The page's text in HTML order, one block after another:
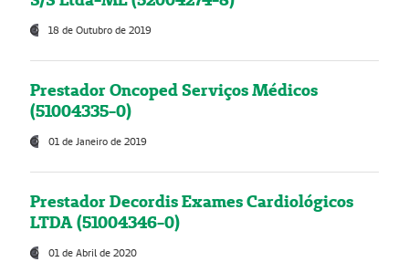
18 de Outubro de 2019
Prestador Oncoped Serviços Médicos
(51004335-0)
01 de Janeiro de 2019
Prestador Decordis Exames Cardiológicos
LTDA (51004346-0)
01 de Abril de 2020